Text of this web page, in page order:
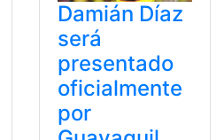
Damián Díaz
será
presentado
oficialmente
por